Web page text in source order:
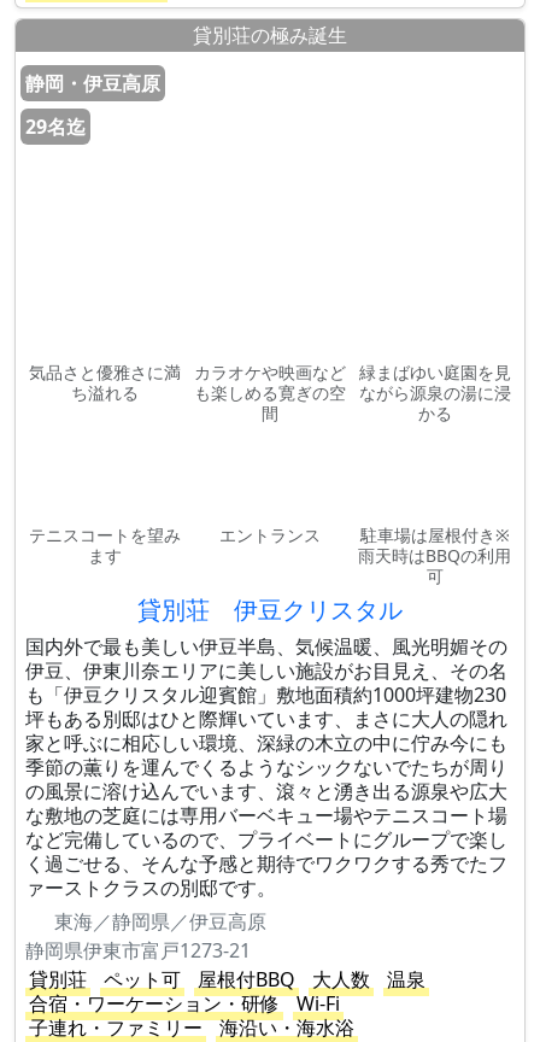
貸別荘の極み誕生
静岡・伊豆高原
29名迄
気品さと優雅さに満
ち溢れる
カラオケや映画など
も楽しめる寛ぎの空
間
緑まばゆい庭園を見
ながら源泉の湯に浸
かる
テニスコートを望み
ます
エントランス
駐車場は屋根付き※
雨天時はBBQの利用
可
貸別荘 伊豆クリスタル
国内外で最も美しい伊豆半島、気候温暖、風光明媚その
伊豆、伊東川奈エリアに美しい施設がお目見え、その名
も「伊豆クリスタル迎賓館」敷地面積約1000坪建物230
坪もある別邸はひと際輝いています、まさに大人の隠れ
家と呼ぶに相応しい環境、深緑の木立の中に佇み今にも
季節の薫りを運んでくるようなシックないでたちが周り
の風景に溶け込んでいます、滾々と湧き出る源泉や広大
な敷地の芝庭には専用バーベキュー場やテニスコート場
など完備しているので、プライベートにグループで楽し
く過ごせる、そんな予感と期待でワクワクする秀でたフ
ァーストクラスの別邸です。
東海／静岡県／伊豆高原
静岡県伊東市富戸1273-21
貸別荘
ペット可 屋根付BBQ 大人数
温泉
合宿・ワーケーション・研修
Wi-Fi
子連れ・ファミリー
海沿い・海水浴